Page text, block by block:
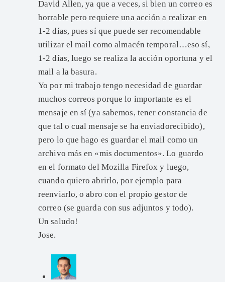
David Allen, ya que a veces, si bien un correo es
borrable pero requiere una acción a realizar en
1-2 días, pues sí que puede ser recomendable
utilizar el mail como almacén temporal…eso sí,
1-2 días, luego se realiza la acción oportuna y el
mail a la basura.
Yo por mi trabajo tengo necesidad de guardar
muchos correos porque lo importante es el
mensaje en sí (ya sabemos, tener constancia de
que tal o cual mensaje se ha enviadorecibido),
pero lo que hago es guardar el mail como un
archivo más en «mis documentos». Lo guardo
en el formato del Mozilla Firefox y luego,
cuando quiero abrirlo, por ejemplo para
reenviarlo, o abro con el propio gestor de
correo (se guarda con sus adjuntos y todo).
Un saludo!
Jose.